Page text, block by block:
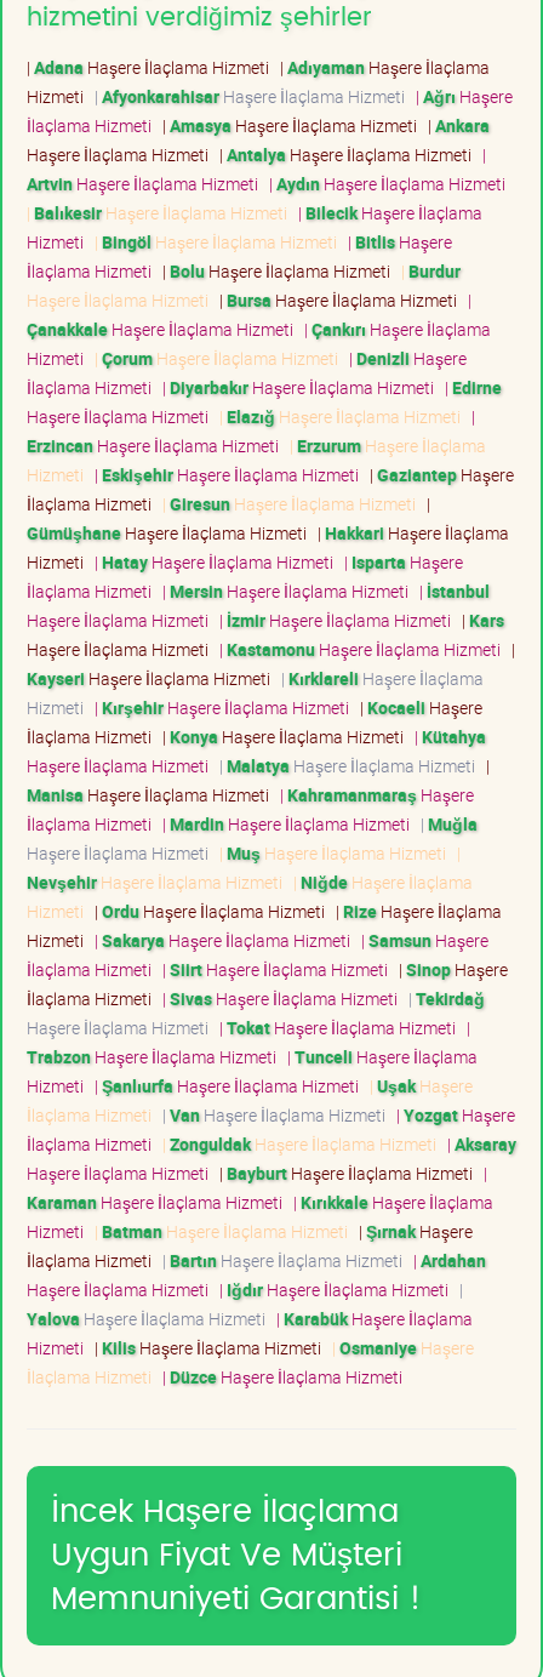
hizmetini verdiğimiz şehirler
| Adana Haşere İlaçlama Hizmeti | AdıyamanHaşere İlaçlama
Hizmeti | AfyonkarahisarHaşere İlaçlama Hizmeti | Ağrı Haşere
İlaçlama Hizmeti | Amasya Haşere İlaçlama Hizmeti | Ankara
Haşere İlaçlama Hizmeti | Antalya Haşere İlaçlama Hizmeti |
ArtvinHaşere İlaçlama Hizmeti | AydınHaşere İlaçlama Hizmeti
| BalıkesirHaşere İlaçlama Hizmeti | BilecikHaşere İlaçlama
Hizmeti | Bingöl Haşere İlaçlama Hizmeti | BitlisHaşere
İlaçlama Hizmeti | BoluHaşere İlaçlama Hizmeti | Burdur
Haşere İlaçlama Hizmeti | Bursa Haşere İlaçlama Hizmeti |
ÇanakkaleHaşere İlaçlama Hizmeti | Çankırı Haşere İlaçlama
Hizmeti | ÇorumHaşere İlaçlama Hizmeti | Denizli Haşere
İlaçlama Hizmeti | DiyarbakırHaşere İlaçlama Hizmeti | Edirne
Haşere İlaçlama Hizmeti | Elazığ Haşere İlaçlama Hizmeti |
ErzincanHaşere İlaçlama Hizmeti | ErzurumHaşere İlaçlama
Hizmeti | EskişehirHaşere İlaçlama Hizmeti | GaziantepHaşere
İlaçlama Hizmeti | GiresunHaşere İlaçlama Hizmeti |
GümüşhaneHaşere İlaçlama Hizmeti | Hakkari Haşere İlaçlama
Hizmeti | HatayHaşere İlaçlama Hizmeti | Isparta Haşere
İlaçlama Hizmeti | MersinHaşere İlaçlama Hizmeti | İstanbul
Haşere İlaçlama Hizmeti | İzmirHaşere İlaçlama Hizmeti | Kars
Haşere İlaçlama Hizmeti | KastamonuHaşere İlaçlama Hizmeti |
Kayseri Haşere İlaçlama Hizmeti | Kırklareli Haşere İlaçlama
Hizmeti | KırşehirHaşere İlaçlama Hizmeti | Kocaeli Haşere
İlaçlama Hizmeti | Konya Haşere İlaçlama Hizmeti | Kütahya
Haşere İlaçlama Hizmeti | Malatya Haşere İlaçlama Hizmeti |
Manisa Haşere İlaçlama Hizmeti | Kahramanmaraş Haşere
İlaçlama Hizmeti | MardinHaşere İlaçlama Hizmeti | Muğla
Haşere İlaçlama Hizmeti | Muş Haşere İlaçlama Hizmeti |
NevşehirHaşere İlaçlama Hizmeti | NiğdeHaşere İlaçlama
Hizmeti | OrduHaşere İlaçlama Hizmeti | RizeHaşere İlaçlama
Hizmeti | Sakarya Haşere İlaçlama Hizmeti | SamsunHaşere
İlaçlama Hizmeti | SiirtHaşere İlaçlama Hizmeti | SinopHaşere
İlaçlama Hizmeti | SivasHaşere İlaçlama Hizmeti | Tekirdağ
Haşere İlaçlama Hizmeti | TokatHaşere İlaçlama Hizmeti |
TrabzonHaşere İlaçlama Hizmeti | Tunceli Haşere İlaçlama
Hizmeti | Şanlıurfa Haşere İlaçlama Hizmeti | UşakHaşere
İlaçlama Hizmeti | VanHaşere İlaçlama Hizmeti | YozgatHaşere
İlaçlama Hizmeti | ZonguldakHaşere İlaçlama Hizmeti | Aksaray
Haşere İlaçlama Hizmeti | BayburtHaşere İlaçlama Hizmeti |
KaramanHaşere İlaçlama Hizmeti | KırıkkaleHaşere İlaçlama
Hizmeti | BatmanHaşere İlaçlama Hizmeti | ŞırnakHaşere
İlaçlama Hizmeti | BartınHaşere İlaçlama Hizmeti | Ardahan
Haşere İlaçlama Hizmeti | IğdırHaşere İlaçlama Hizmeti |
Yalova Haşere İlaçlama Hizmeti | KarabükHaşere İlaçlama
Hizmeti | KilisHaşere İlaçlama Hizmeti | OsmaniyeHaşere
İlaçlama Hizmeti | DüzceHaşere İlaçlama Hizmeti
İncek Haşere İlaçlama
Uygun Fiyat Ve Müşteri
Memnuniyeti Garantisi !